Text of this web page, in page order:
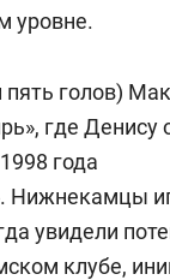
уровне.
голов)
где Денису
года
Нижнекамцы
увидели
клубе,